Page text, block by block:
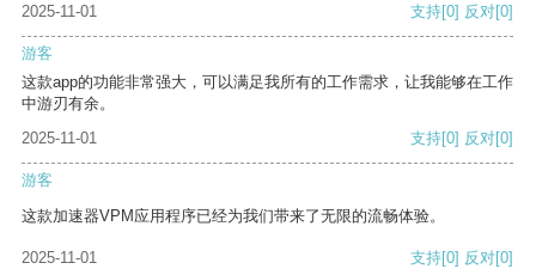
2025-11-01
支持[0] 反对[0]
游客
这款app的功能非常强大，可以满足我所有的工作需求，让我能够在工作
中游刃有余。
2025-11-01
支持[0] 反对[0]
游客
这款加速器VPM应用程序已经为我们带来了无限的流畅体验。
2025-11-01 支持[0] 反对[0]